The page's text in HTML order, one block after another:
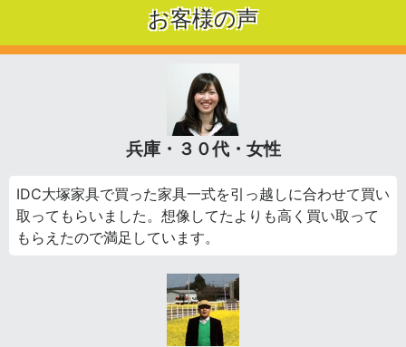
お客様の声
兵庫・３０代・女性
IDC大塚家具で買った家具一式を引っ越しに合わせて買い
取ってもらいました。想像してたよりも高く買い取って
もらえたので満足しています。